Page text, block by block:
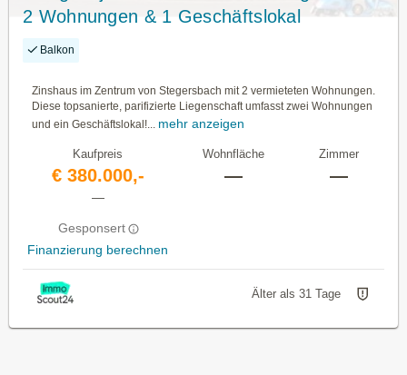
2 Wohnungen & 1 Geschäftslokal
Balkon
Zinshaus im Zentrum von Stegersbach mit 2 vermieteten Wohnungen.
Diese topsanierte, parifizierte Liegenschaft umfasst zwei Wohnungen
und ein Geschäftslokal!... mehr anzeigen
Kaufpreis
€ 380.000,-
—
Gesponsert
Finanzierung berechnen
Wohnfläche
—
Zimmer
—
Älter als 31 Tage